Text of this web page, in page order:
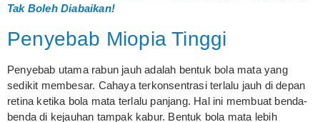
Tak Boleh Diabaikan!
Penyebab Miopia Tinggi
Penyebab utama rabun jauh adalah bentuk bola mata yang
sedikit membesar. Cahaya terkonsentrasi terlalu jauh di depan
retina ketika bola mata terlalu panjang. Hal ini membuat benda-
benda di kejauhan tampak kabur. Bentuk bola mata lebih